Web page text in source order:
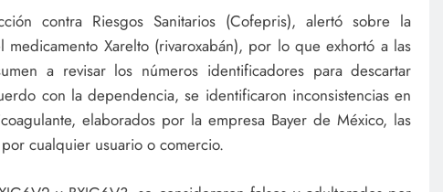
contra Riesgos Sanitarios (Cofepris), alertó sobre la
Xarelto (rivaroxabán), por lo que exhortó a las
a revisar los números identificadores para descartar
con la dependencia, se identificaron inconsistencias en
elaborados por la empresa Bayer de México, las
cualquier usuario o comercio.